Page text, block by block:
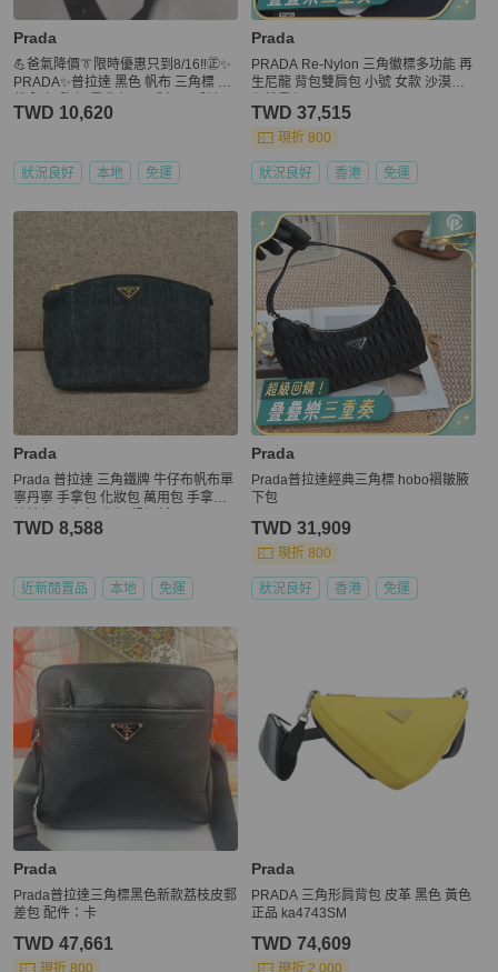
Prada
💪爸氣降價👔限時優惠只到8/16‼️㊣✨
PRADA✨普拉達 黑色 帆布 三角標 口
保證正品🌳二手樹屋🌳
TWD 10,620
狀況良好 本地 免運
Prada
PRADA Re-Nylon 三角徽標多功能 再
生尼龍 背包雙肩包 小號 女款 沙漠黃
TWD 37,515
現折 800
狀況良好 香港 免運
Prada
Prada 普拉達 三角鐵牌 牛仔布帆布單
寧丹寧 手拿包 化妝包 萬用包 手拿包
TWD 8,588
近新閒置品 本地 免運
Prada
Prada普拉達經典三角標 hobo褶皺腋
下包
TWD 31,909
現折 800
狀況良好 香港 免運
Prada
Prada普拉達三角標黑色新款荔枝皮郵
差包 配件：卡
TWD 47,661
現折 800
Prada
PRADA 三角形肩背包 皮革 黑色 黃色
正品 ka4743SM
TWD 74,609
現折 2,000